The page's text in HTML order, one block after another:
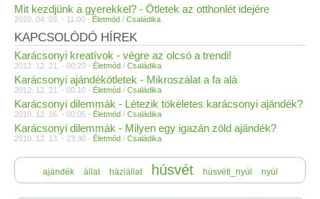
Mit kezdjünk a gyerekkel? - Ötletek az otthonlét idejére
2020. 04. 03. - 11:00 - Életmód / Családika
KAPCSOLÓDÓ HÍREK
Karácsonyi kreatívok - végre az olcsó a trendi!
2012. 12. 21. - 00:20 - Életmód / Családika
Karácsonyi ajándékötletek - Mikroszálat a fa alá
2012. 12. 21. - 00:10 - Életmód / Családika
Karácsonyi dilemmák - Létezik tökéletes karácsonyi ajándék?
2010. 12. 16. - 00:05 - Életmód / Családika
Karácsonyi dilemmák - Milyen egy igazán zöld ajándék?
2010. 12. 13. - 23:30 - Életmód / Családika
ajándék állat háziállat húsvét húsvéti_nyúl nyúl